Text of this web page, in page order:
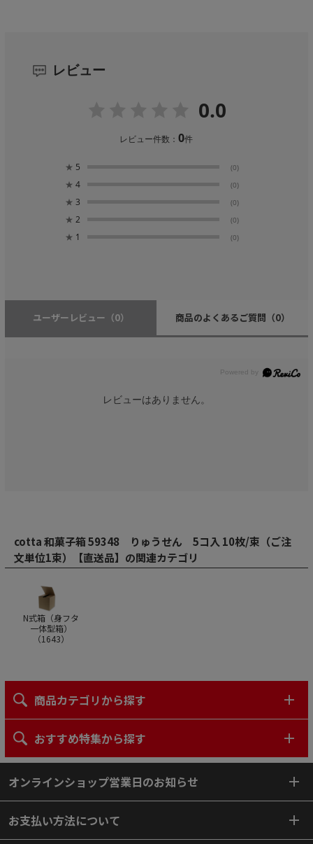
レビュー
0.0
レビュー件数：0件
★ 5 (0)
★ 4 (0)
★ 3 (0)
★ 2 (0)
★ 1 (0)
ユーザーレビュー （0） 商品のよくあるご質問 （0）
レビューはありません。
cotta 和菓子箱 59348 りゅうせん 5コ入 10枚/束（ご注
文単位1束）【直送品】の関連カテゴリ
N式箱（身フタ
一体型箱）
（1643）
商品カテゴリから探す
おすすめ特集から探す
オンラインショップ営業日のお知らせ
お支払い方法について